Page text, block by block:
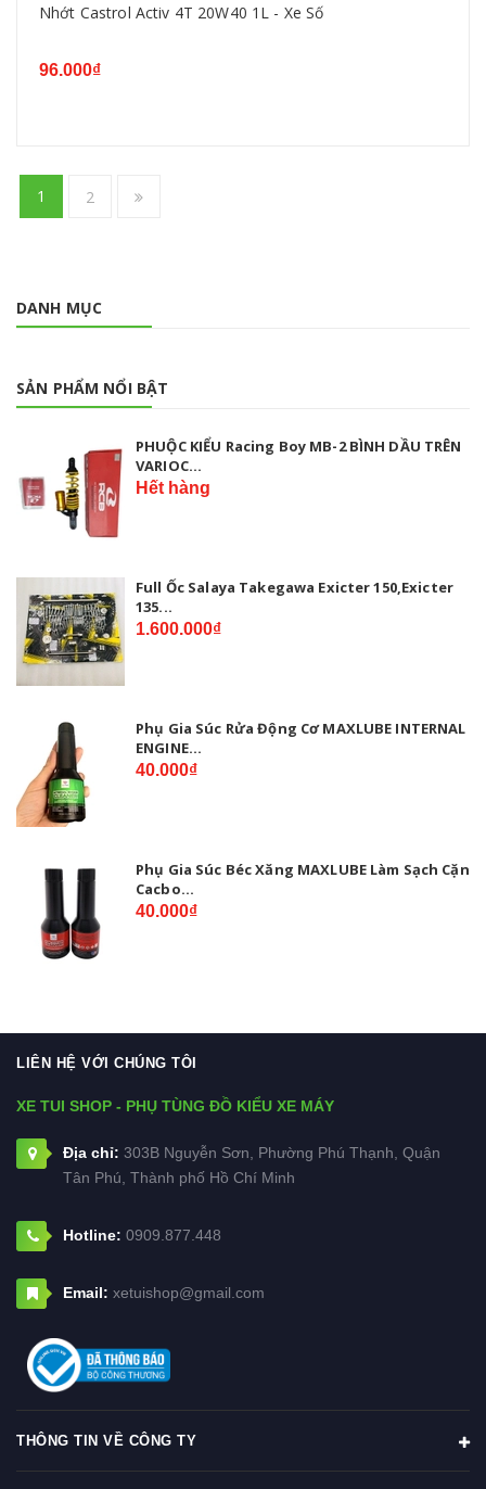
Nhớt Castrol Activ 4T 20W40 1L - Xe Số
96.000₫
1 2
DANH MỤC
SẢN PHẨM NỔI BẬT
PHUỘC KIỂU Racing Boy MB-2 BÌNH DẦU TRÊN
VARIOC...
Hết hàng
Full Ốc Salaya Takegawa Exicter 150,Exicter
135...
1.600.000₫
Phụ Gia Súc Rửa Động Cơ MAXLUBE INTERNAL
ENGINE...
40.000₫
Phụ Gia Súc Béc Xăng MAXLUBE Làm Sạch Cặn
Cacbo...
40.000₫
LIÊN HỆ VỚI CHÚNG TÔI
XE TUI SHOP - PHỤ TÙNG ĐỒ KIỂU XE MÁY
Địa chỉ: 303B Nguyễn Sơn, Phường Phú Thạnh, Quận
Tân Phú, Thành phố Hồ Chí Minh
Hotline: 0909.877.448
Email: xetuishop@gmail.com
THÔNG TIN VỀ CÔNG TY